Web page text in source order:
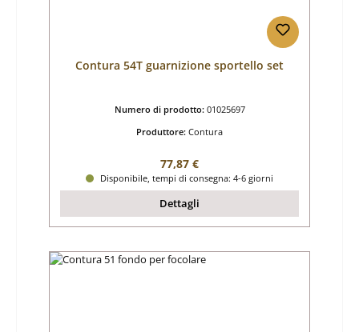
Contura 54T guarnizione sportello set
Numero di prodotto: 01025697
Produttore: Contura
Prezzo normale:
77,87 €
Disponibile, tempi di consegna: 4-6 giorni
Dettagli